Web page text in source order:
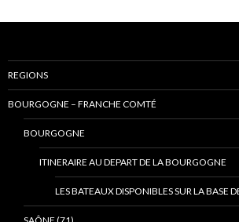
REGIONS
BOURGOGNE – FRANCHE COMTÉ
BOURGOGNE
ITINERAIRE AU DEPART DE LA BOURGOGNE
LES BATEAUX DISPONIBLES SUR LA BASE